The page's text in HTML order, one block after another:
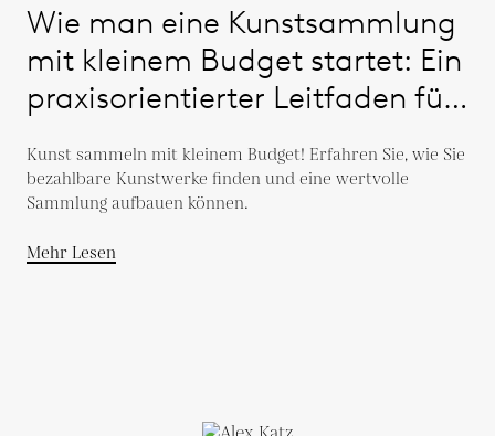
Wie man eine Kunstsammlung
mit kleinem Budget startet: Ein
praxisorientierter Leitfaden für
Kunst sammeln mit kleinem Budget! Erfahren Sie, wie Sie
bezahlbare Kunstwerke finden und eine wertvolle
Sammlung aufbauen können.
Mehr Lesen